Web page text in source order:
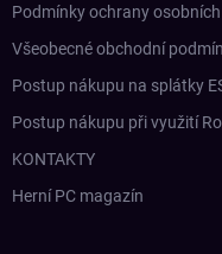
Podmínky ochrany
Všeobecné obchodní
Postup nákupu na splátky
Postup nákupu při využití
KONTAKTY
Herní PC magazín